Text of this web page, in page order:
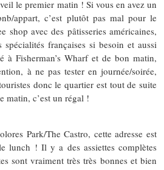
le premier matin ! Si vous en avez un
appart, c’est plutôt pas mal pour le
avec des pâtisseries américaines,
françaises si besoin et aussi
à Fisherman’s Wharf et de bon matin,
à ne pas tester en journée/soirée,
donc le quartier est tout de suite
matin, c’est un régal !
Park/The Castro, cette adresse est
lunch ! Il y a des assiettes complètes
sont vraiment très très bonnes et bien